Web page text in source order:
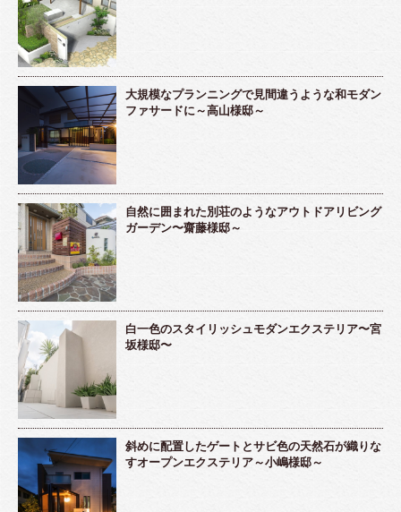
大規模なプランニングで見間違うような和モダン
ファサードに～高山様邸～
自然に囲まれた別荘のようなアウトドアリビング
ガーデン〜齋藤様邸～
白一色のスタイリッシュモダンエクステリア〜宮
坂様邸〜
斜めに配置したゲートとサビ色の天然石が織りな
すオープンエクステリア～小嶋様邸～